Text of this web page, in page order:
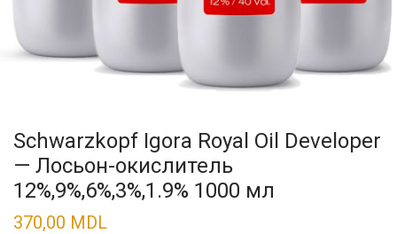
Schwarzkopf Igora Royal Oil Developer
— Лосьон-окислитель
12%,9%,6%,3%,1.9% 1000 мл
370,00 MDL